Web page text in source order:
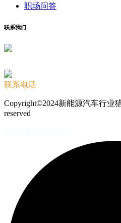
职场问答
联系我们
联系电话
Copyright©2024新能源汽车行业
reserved